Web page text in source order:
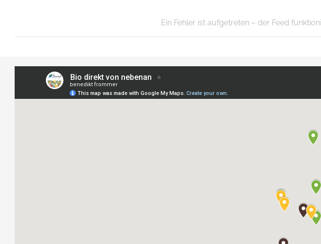
Ein Fehler ist aufgetreten – der Feed